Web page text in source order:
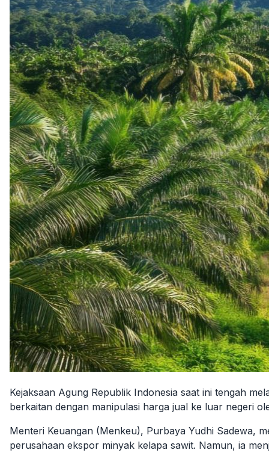
Kejaksaan Agung Republik Indonesia saat ini tengah
berkaitan dengan manipulasi harga jual ke luar negeri
Menteri Keuangan (Menkeu), Purbaya Yudhi Sadewa,
perusahaan ekspor minyak kelapa sawit. Namun, ia